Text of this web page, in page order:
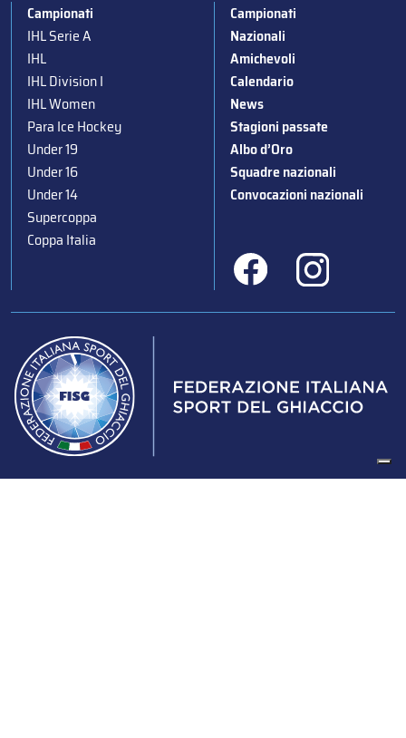
Campionati
IHL Serie A
IHL
IHL Division I
IHL Women
Para Ice Hockey
Under 19
Under 16
Under 14
Supercoppa
Coppa Italia
Campionati
Nazionali
Amichevoli
Calendario
News
Stagioni passate
Albo d’Oro
Squadre nazionali
Convocazioni nazionali